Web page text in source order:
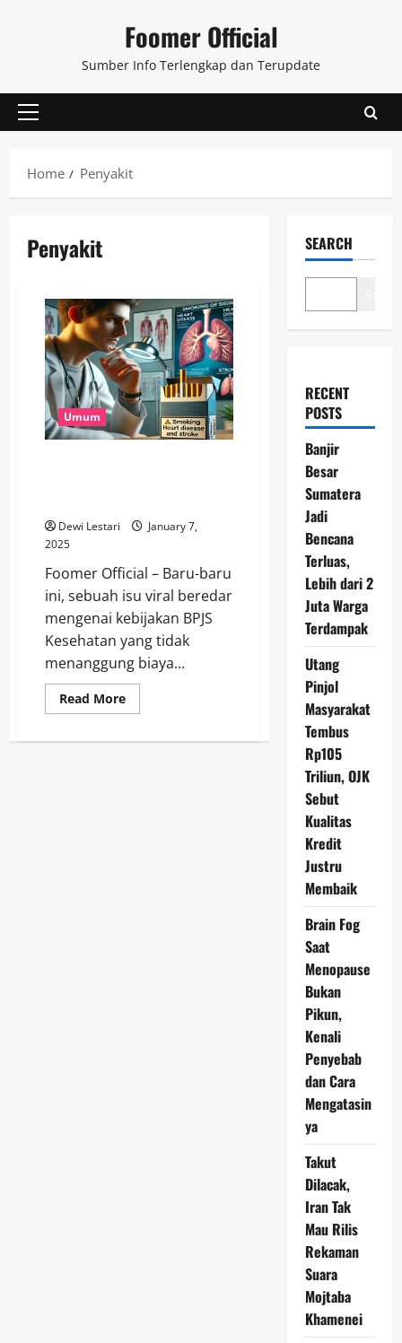
Foomer Official
Sumber Info Terlengkap dan Terupdate
Primary
Home
Penyakit
Penyakit
Umum
Dewi Lestari
January 7,
2025
Foomer Official – Baru-baru
ini, sebuah isu viral beredar
mengenai kebijakan BPJS
Kesehatan yang tidak
menanggung biaya...
Read MoreRead
more
Akibat
SEARCH
RECENT
POSTS
Banjir
Besar
Sumatera
Jadi
Bencana
Terluas,
Lebih dari 2
Juta Warga
Terdampak
Utang
Pinjol
Masyarakat
Tembus
Rp105
Triliun, OJK
Sebut
Kualitas
Kredit
Justru
Membaik
Brain Fog
Saat
Menopause
Bukan
Pikun,
Kenali
Penyebab
dan Cara
Mengatasin
ya
Takut
Dilacak,
Iran Tak
Mau Rilis
Rekaman
Suara
Mojtaba
Khamenei